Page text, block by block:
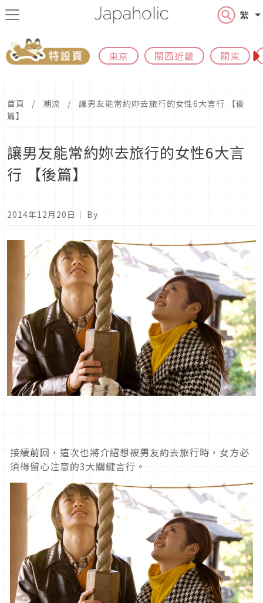
繁
東京 關西近畿 關東
首頁 潮流
讓男友能常約妳去旅行的女性6大言行 【後
篇】
讓男友能常約妳去旅行的女性6大言
行 【後篇】
2014年12月20日 ｜ By
接續前回 ，這次也將介紹想被男友約去旅行時，女方必
須得留心注意的3大關鍵言行。